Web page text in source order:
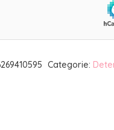
Categorie: